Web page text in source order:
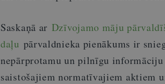
Saskaņā ar Dzīvojamo māju
daļu pārvaldnieka pienākums ir
nepārprotamu un pilnīgu
saistošajiem normatīvajiem aktiem